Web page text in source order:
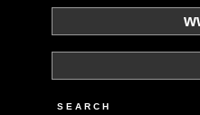
S E A R C H